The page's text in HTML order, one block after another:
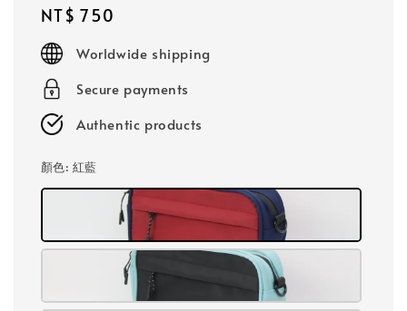
Regular
price
NT$ 750
Worldwide shipping
Secure payments
Authentic products
顏色: 紅藍